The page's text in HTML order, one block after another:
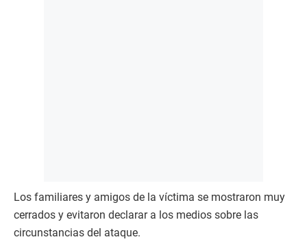
Los familiares y amigos de la víctima se mostraron muy
cerrados y evitaron declarar a los medios sobre las
circunstancias del ataque.